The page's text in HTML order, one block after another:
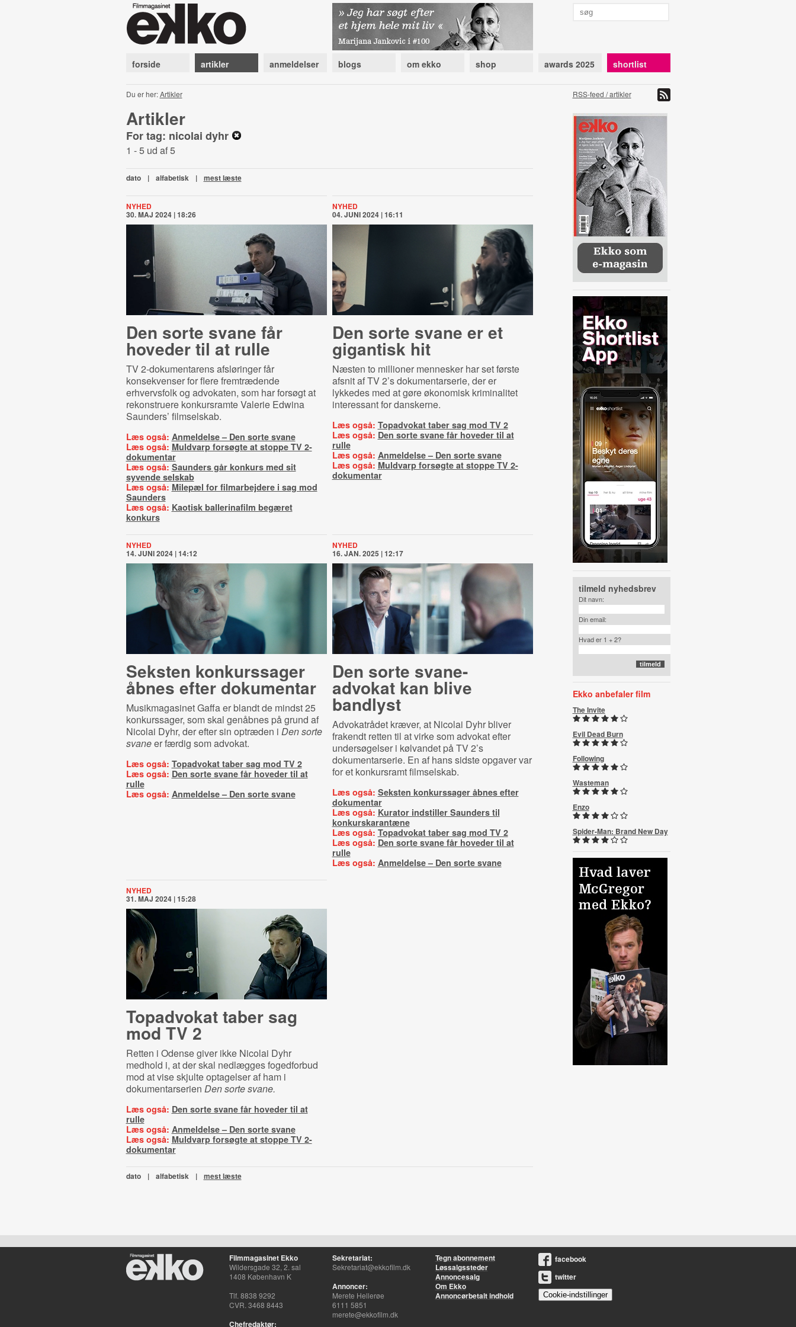
forside artikler anmeldelser blogs om ekko shop awards 2025 shortlist
Du er her:Artikler RSS-feed / artikler
Artikler
For tag: nicolai dyhr
1 - 5 ud af 5
dato | alfabetisk | mest læste
NYHED
30. MAJ 2024 | 18:26
Den sorte svane får
hoveder til at rulle
TV 2-dokumentarens afsløringer får
konsekvenser for flere fremtrædende
erhvervsfolk og advokaten, som har forsøgt at
rekonstruere konkursramte Valerie Edwina
Saunders’ filmselskab.
Læs også: Anmeldelse – Den sorte svane
Læs også: Muldvarp forsøgte at stoppe TV 2-
dokumentar
Læs også: Saunders går konkurs med sit
syvende selskab
Læs også: Milepæl for filmarbejdere i sag mod
Saunders
Læs også: Kaotisk ballerinafilm begæret
konkurs
NYHED
04. JUNI 2024 | 16:11
Den sorte svane er et
gigantisk hit
Næsten to millioner mennesker har set første
afsnit af TV 2’s dokumentarserie, der er
lykkedes med at gøre økonomisk kriminalitet
interessant for danskerne.
Læs også: Topadvokat taber sag mod TV 2
Læs også: Den sorte svane får hoveder til at
rulle
Læs også: Anmeldelse – Den sorte svane
Læs også: Muldvarp forsøgte at stoppe TV 2-
dokumentar
NYHED
14. JUNI 2024 | 14:12
Seksten konkurssager
åbnes efter dokumentar
Musikmagasinet Gaffa er blandt de mindst 25
konkurssager, som skal genåbnes på grund af
Nicolai Dyhr, der efter sin optræden i Den sorte
svaneer færdig som advokat.
Læs også: Topadvokat taber sag mod TV 2
Læs også: Den sorte svane får hoveder til at
rulle
Læs også: Anmeldelse – Den sorte svane
NYHED
16. JAN. 2025 | 12:17
Den sorte svane-
advokat kan blive
bandlyst
Advokatrådet kræver, at Nicolai Dyhr bliver
frakendt retten til at virke som advokat efter
undersøgelser i kølvandet på TV 2’s
dokumentarserie. En af hans sidste opgaver var
for et konkursramt filmselskab.
Læs også: Seksten konkurssager åbnes efter
dokumentar
Læs også: Kurator indstiller Saunders til
konkurskarantæne
Læs også: Topadvokat taber sag mod TV 2
Læs også: Den sorte svane får hoveder til at
rulle
Læs også: Anmeldelse – Den sorte svane
NYHED
31. MAJ 2024 | 15:28
Topadvokat taber sag
mod TV 2
Retten i Odense giver ikke Nicolai Dyhr
medhold i, at der skal nedlægges fogedforbud
mod at vise skjulte optagelser af ham i
dokumentarserien Den sorte svane.
Læs også: Den sorte svane får hoveder til at
rulle
Læs også: Anmeldelse – Den sorte svane
Læs også: Muldvarp forsøgte at stoppe TV 2-
dokumentar
dato | alfabetisk | mest læste
tilmeld nyhedsbrev
Dit navn:
Din email:
Hvad er 1 + 2?
Ekko anbefaler film
The Invite
Evil Dead Burn
Following
Wasteman
Enzo
Spider-Man: Brand New Day
Filmmagasinet Ekko
Wildersgade 32, 2. sal
1408 København K
Tlf. 8838 9292
CVR. 3468 8443
Chefredaktør:
Sekretariat:
Sekretariat@ekkofilm.dk
Annoncer:
Merete Hellerøe
6111 5851
merete@ekkofilm.dk
Tegn abonnement
Løssalgssteder
Annoncesalg
Om Ekko
Annoncørbetalt indhold
facebook
twitter
Cookie-indstillinger